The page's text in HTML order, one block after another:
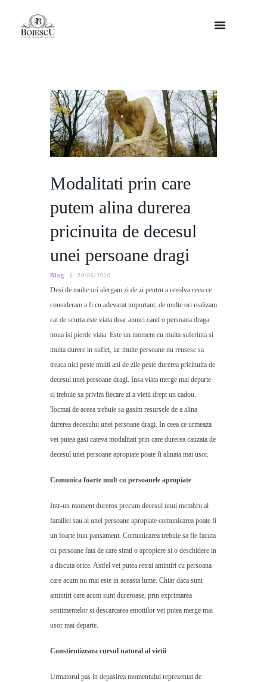
Modalitati prin care
putem alina durerea
pricinuita de decesul
unei persoane dragi
Blog 30/06/2020
Desi de multe ori alergam zi de zi pentru a rezolva ceea ce
consideram a fi cu adevarat important, de multe ori realizam
cat de scurta este viata doar atunci cand o persoana draga
noua isi pierde viata. Este un moment cu multa suferinta si
multa durere in suflet, iar multe persoane nu reusesc sa
treaca nici peste multi ani de zile peste durerea pricinuita de
decesul unei persoane dragi. Insa viata merge mai departe
si trebuie sa privim fiecare zi a vietii drept un cadou.
Tocmai de aceea trebuie sa gasim resursele de a alina
durerea decesului unei persoane dragi. In ceea ce urmeaza
vei putea gasi cateva modalitati prin care durerea cauzata de
decesul unei persoane apropiate poate fi alinata mai usor.
Comunica foarte mult cu persoanele apropiate
Intr-un moment dureros precum decesul unui membru al
familiei sau al unei persoane apropiate comunicarea poate fi
un foarte bun pansament. Comunicarea trebuie sa fie facuta
cu persoane fata de care simti o apropiere si o deschidere in
a discuta orice. Astfel vei putea retrai amintiri cu persoana
care acum nu mai este in aceasta lume. Chiar daca sunt
amintiri care acum sunt dureroase, prin exprimarea
sentimentelor si descarcarea emotiilor vei putea merge mai
usor mai departe.
Constientizeaza cursul natural al vietii
Urmatorul pas in depasirea momentului reprezentat de